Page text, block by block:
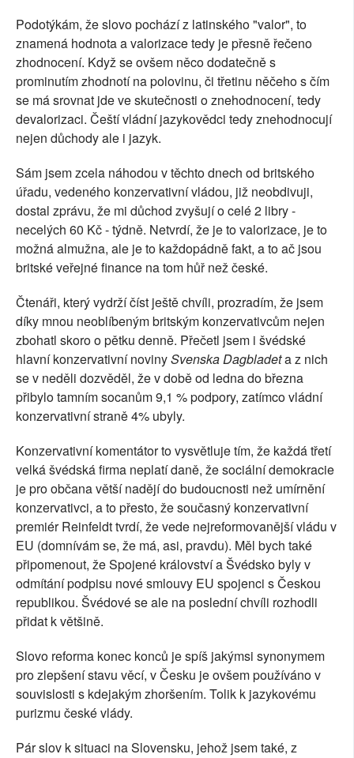
Podotýkám, že slovo pochází z latinského "valor", to
znamená hodnota a valorizace tedy je přesně řečeno
zhodnocení. Když se ovšem něco dodatečně s
prominutím zhodnotí na polovinu, či třetinu něčeho s čím
se má srovnat jde ve skutečnosti o znehodnocení, tedy
devalorizaci. Čeští vládní jazykovědci tedy znehodnocují
nejen důchody ale i jazyk.
Sám jsem zcela náhodou v těchto dnech od britského
úřadu, vedeného konzervativní vládou, již neobdivuji,
dostal zprávu, že mi důchod zvyšují o celé 2 libry -
necelých 60 Kč - týdně. Netvrdí, že je to valorizace, je to
možná almužna, ale je to každopádně fakt, a to ač jsou
britské veřejné finance na tom hůř než české.
Čtenáři, který vydrží číst ještě chvíli, prozradím, že jsem
díky mnou neoblíbeným britským konzervativcům nejen
zbohatl skoro o pětku denně. Přečetl jsem i švédské
hlavní konzervativní novinySvenska Dagbladeta z nich
se v neděli dozvěděl, že v době od ledna do března
přibylo tamním socanům 9,1 % podpory, zatímco vládní
konzervativní straně 4% ubyly.
Konzervativní komentátor to vysvětluje tím, že každá třetí
velká švédská firma neplatí daně, že sociální demokracie
je pro občana větší nadějí do budoucnosti než umírnění
konzervativci, a to přesto, že současný konzervativní
premiér Reinfeldt tvrdí, že vede nejreformovanější vládu v
EU (domnívám se, že má, asi, pravdu). Měl bych také
připomenout, že Spojené království a Švédsko byly v
odmítání podpisu nové smlouvy EU spojenci s Českou
republikou. Švédové se ale na poslední chvíli rozhodli
přidat k většině.
Slovo reforma konec konců je spíš jakýmsi synonymem
pro zlepšení stavu věcí, v Česku je ovšem používáno v
souvislosti s kdejakým zhoršením. Tolik k jazykovému
purizmu české vlády.
Pár slov k situaci na Slovensku, jehož jsem také, z